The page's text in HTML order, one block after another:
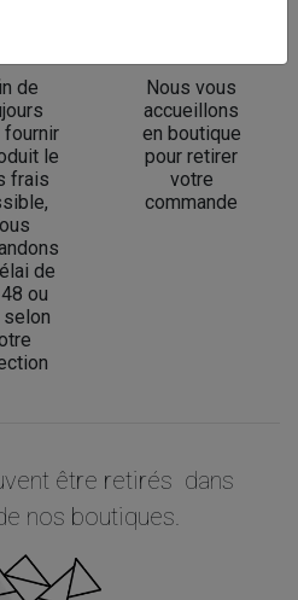
de
fournir
le
frais
de
ou
selon
Nous vous
accueillons
en boutique
pour retirer
votre
commande
être retirés dans
nos boutiques.